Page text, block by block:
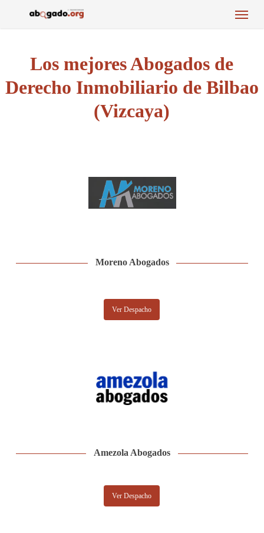
Menu
Los mejores Abogados de
Derecho Inmobiliario de Bilbao
(Vizcaya)
Moreno Abogados
Ver Despacho
Amezola Abogados
Ver Despacho